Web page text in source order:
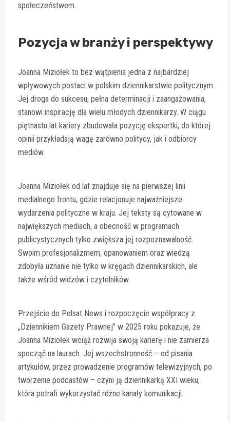
społeczeństwem.
Pozycja w branży i perspektywy
Joanna Miziołek to bez wątpienia jedna z najbardziej
wpływowych postaci w polskim dziennikarstwie politycznym.
Jej droga do sukcesu, pełna determinacji i zaangażowania,
stanowi inspirację dla wielu młodych dziennikarzy. W ciągu
piętnastu lat kariery zbudowała pozycję ekspertki, do której
opinii przykładają wagę zarówno politycy, jak i odbiorcy
mediów.
Joanna Miziołek od lat znajduje się na pierwszej linii
medialnego frontu, gdzie relacjonuje najważniejsze
wydarzenia polityczne w kraju. Jej teksty są cytowane w
największych mediach, a obecność w programach
publicystycznych tylko zwiększa jej rozpoznawalność.
Swoim profesjonalizmem, opanowaniem oraz wiedzą
zdobyła uznanie nie tylko w kręgach dziennikarskich, ale
także wśród widzów i czytelników.
Przejście do Polsat News i rozpoczęcie współpracy z
„Dziennikiem Gazety Prawnej” w 2025 roku pokazuje, że
Joanna Miziołek wciąż rozwija swoją karierę i nie zamierza
spocząć na laurach. Jej wszechstronność – od pisania
artykułów, przez prowadzenie programów telewizyjnych, po
tworzenie podcastów – czyni ją dziennikarką XXI wieku,
która potrafi wykorzystać różne kanały komunikacji.